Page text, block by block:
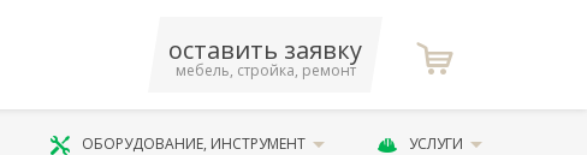
оставить заявку
мебель, стройка, ремонт
ОБОРУДОВАНИЕ, ИНСТРУМЕНТ УСЛУГИ